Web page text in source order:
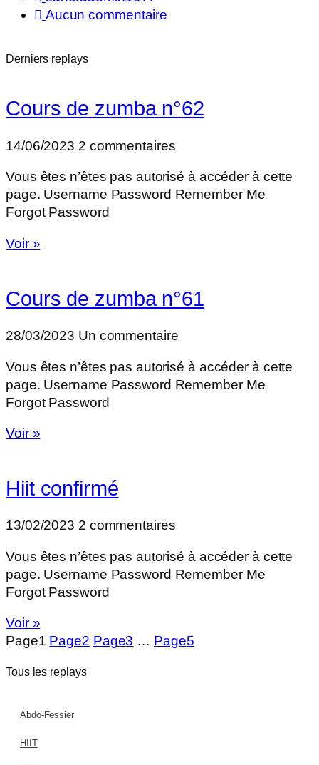
Aucun commentaire
Derniers replays
Cours de zumba n°62
14/06/2023 2 commentaires
Vous êtes n’êtes pas autorisé à accéder à cette
page. Username Password Remember Me
Forgot Password
Voir »
Cours de zumba n°61
28/03/2023 Un commentaire
Vous êtes n’êtes pas autorisé à accéder à cette
page. Username Password Remember Me
Forgot Password
Voir »
Hiit confirmé
13/02/2023 2 commentaires
Vous êtes n’êtes pas autorisé à accéder à cette
page. Username Password Remember Me
Forgot Password
Voir »
Page1 Page2 Page3 … Page5
Tous les replays
Abdo-Fessier
HIIT